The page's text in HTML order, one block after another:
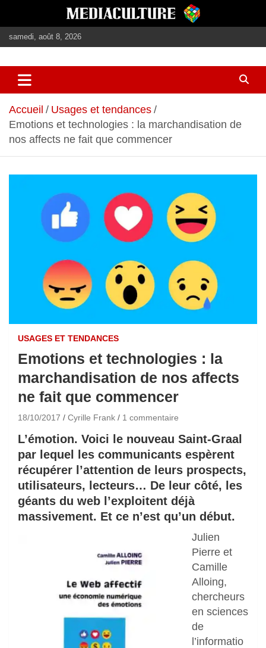
contenu
samedi, août 8, 2026
mediaculture
Accueil
Usages et tendances
Emotions et technologies : la marchandisation de
nos affects ne fait que commencer
USAGES ET TENDANCES
Emotions et technologies : la
marchandisation de nos affects
ne fait que commencer
18/10/2017 Cyrille Frank 1 commentaire
L’émotion. Voici le nouveau Saint-Graal
par lequel les communicants espèrent
récupérer l’attention de leurs prospects,
utilisateurs, lecteurs… De leur côté, les
géants du web l’exploitent déjà
massivement. Et ce n’est qu’un début.
Julien
Pierre et
Camille
Alloing,
chercheurs
en sciences
de
l’informatio